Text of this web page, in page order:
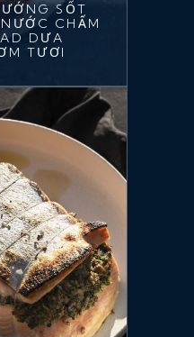
SỐT
CHẤM
DƯA
TƯƠI